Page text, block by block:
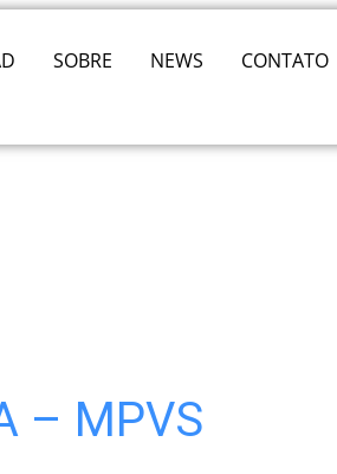
SOBRE NEWS CONTATO
– MPVS